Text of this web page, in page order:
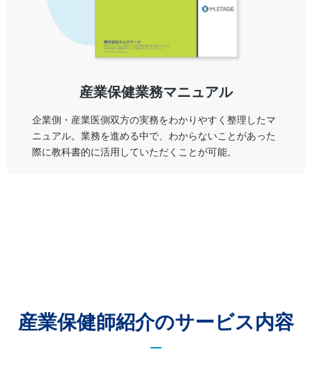
産業保健業務マニュアル
企業側・産業医側双方の実務をわかりやすく整理したマ
ニュアル。業務を進める中で、わからないことがあった
際に教科書的に活用していただくことが可能。
産業保健師紹介のサービス内容